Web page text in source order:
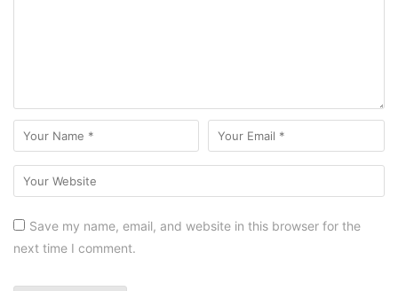
Save my name, email, and website in this browser for the
next time I comment.